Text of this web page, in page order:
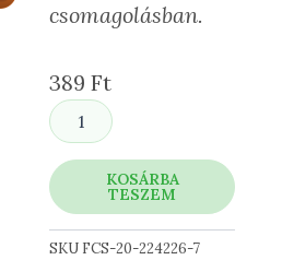
csomagolásban.
389Ft
Tiéd
a
mennyiségKOSÁRBA
TESZEM
SKU FCS-20-224226-7